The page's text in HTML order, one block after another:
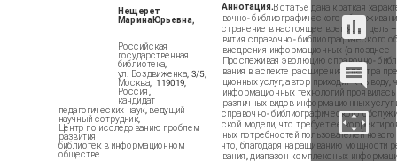
Аннотация.­В статье дана краткая
вочно- библиографического
странение в настоящее время. Ее цель –
вития справочно- библиографического
внедрения информационных (а позднее
Прослеживая эволюцию справочно-
вания в аспекте расширения спектра
ционных услуг, автор приходит к
информационных технологий
различных видов информационных
справочно- библиографического
ской модели, что требует ее
ных потребностей пользователей
что, благодаря наращиванию мощности
вания, диапазон комплексных
Нещерет­­
Марина­Юрьевна,
Российская
государственная
библиотека,
ул. Воздвиженка, 3/5,
Москва, 119019,
Россия,
кандидат
педагогических наук, ведущий
научный сотрудник,
Центр по исследованию проблем
развития
библиотек в информационном
обществе